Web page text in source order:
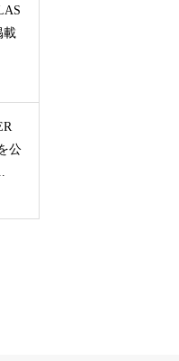
載
公